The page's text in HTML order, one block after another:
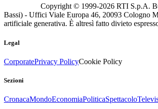
Copyright © 1999-2026 RTI S.p.A.
Bassi) - Uffici Viale Europa 46, 20093 Cologno
artificiale generativa. È altresì fatto divieto
Legal
CorporatePrivacy PolicyCookie Policy
Sezioni
CronacaMondoEconomiaPoliticaSpettacolo